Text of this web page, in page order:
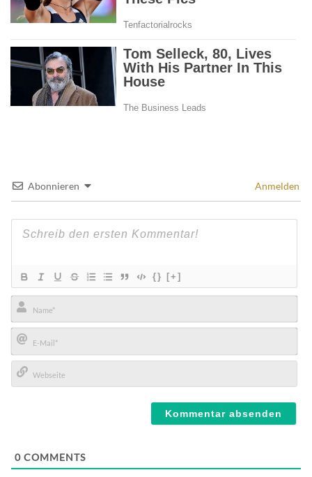
Abonnieren Anmelden
{} [+]
Name*
E-
Mail*
0 COMMENTS